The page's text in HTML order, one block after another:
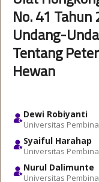
No. 41
Undang-
Tentang
Hewan
Dewi Robiyanti
Universitas
Syaiful Harahap
Universitas
Nurul Dalimunte
Universitas